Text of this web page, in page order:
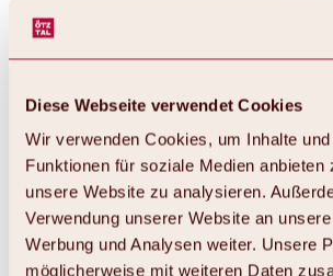
Diese Webseite verwendet Cookies
Wir verwenden Cookies, um Inhalte
Funktionen für soziale Medien
unsere Website zu analysieren.
Verwendung unserer Website an
Werbung und Analysen weiter. Unsere
möglicherweise mit weiteren Daten